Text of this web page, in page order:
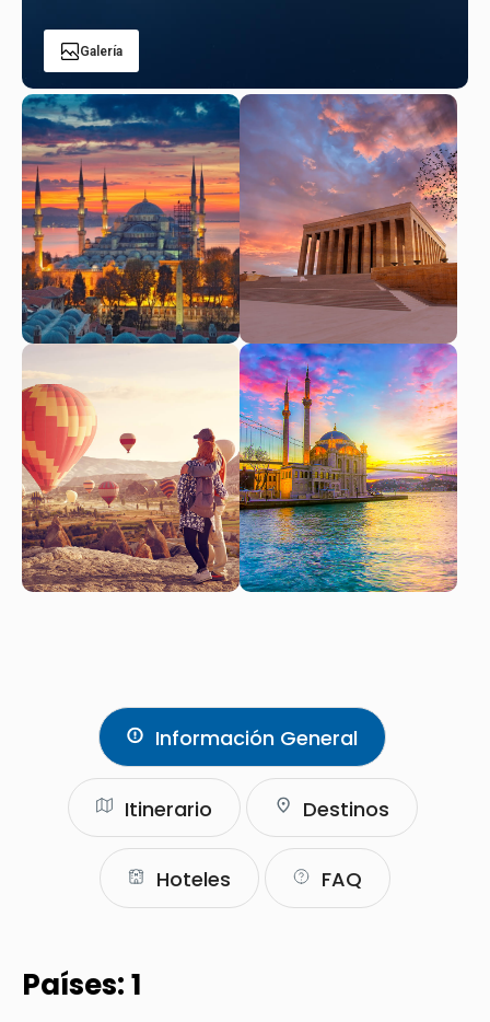
Galería
Información General
Itinerario Destinos
Hoteles FAQ
Países: 1